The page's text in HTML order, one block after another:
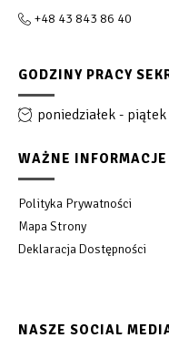
+48 43 843 86 40
GODZINY PRACY
poniedziałek -
WAŻNE INFORMACJE
Polityka Prywatności
Mapa Strony
Deklaracja Dostępności
NASZE SOCIAL